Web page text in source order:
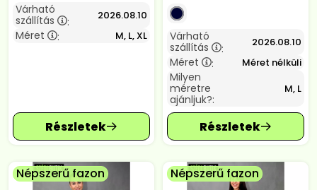
Várható
szállítás
: 2026.08.10
Méret : M, L, XL
Várható
szállítás
: 2026.08.10
Méret : Méret nélküli
Milyen
méretre
ajánljuk?:
M, L
Népszerű fazon Népszerű fazon